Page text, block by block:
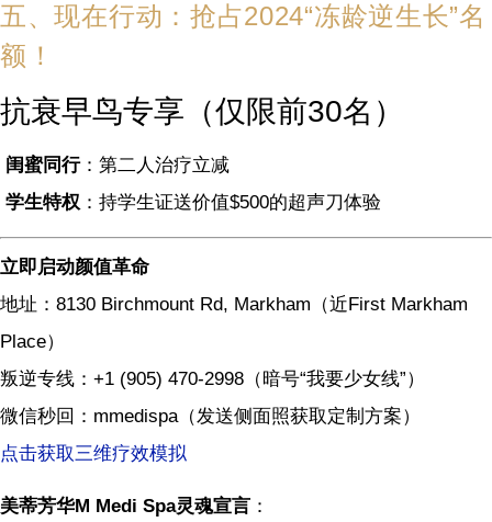
五、现在行动：抢占2024“冻龄逆生长”名
额！
抗衰早鸟专享（仅限前30名）
闺蜜同行：第二人治疗立减
学生特权 ：持学生证送价值$500的超声刀体验
立即启动颜值革命
地址：8130 Birchmount Rd, Markham（近First Markham
Place）
叛逆专线：+1 (905) 470-2998（暗号“我要少女线”）
微信秒回：mmedispa（发送侧面照获取定制方案）
点击获取三维疗效模拟
美蒂芳华M Medi Spa灵魂宣言 ：